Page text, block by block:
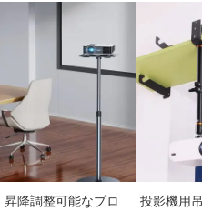
昇降調整可能なプロ
投影機用